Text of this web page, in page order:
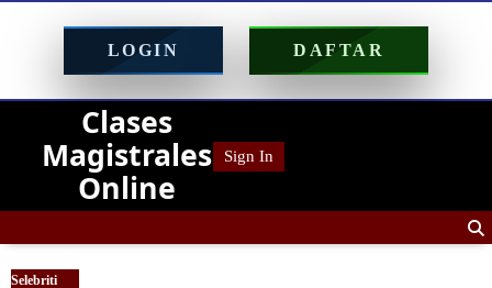
LOGIN DAFTAR
content
Clases
Magistrales
Online
Sign In
Selebriti